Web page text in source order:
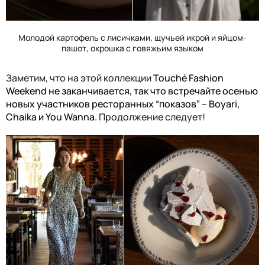
Молодой картофель с лисичками, щучьей икрой и яйцом-
пашот, окрошка с говяжьим языком
Заметим, что на этой коллекцииTouchéFashion
Weekend не заканчивается, так что встречайте осенью
новых участников ресторанных “показов” – Boyari,
Chaika иYou Wanna. Продолжение следует!